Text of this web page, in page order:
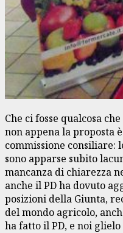
Che ci fosse qualcosa
non appena la proposta
commissione consiliare:
sono apparse subito
mancanza di chiarezza
anche il PD ha dovuto
posizioni della Giunta,
del mondo agricolo,
ha fatto il PD, e noi